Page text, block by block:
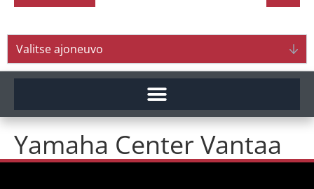
Valitse ajoneuvo
Yamaha Center Vantaa